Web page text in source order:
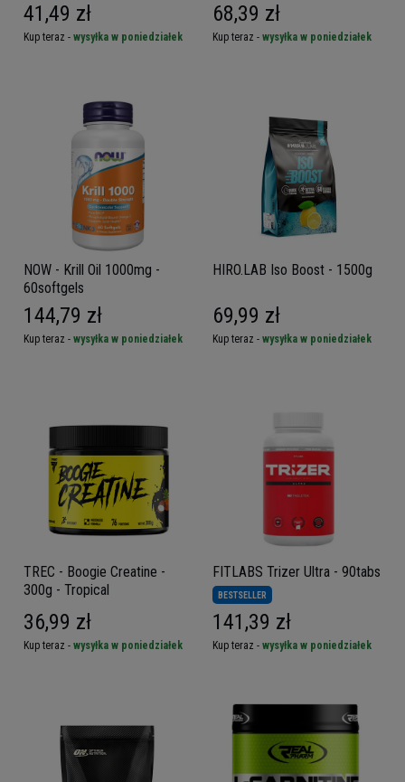
41,49 zł
Kup teraz - wysyłka w poniedziałek
68,39 zł
Kup teraz - wysyłka w poniedziałek
NOW - Krill Oil 1000mg -
60softgels
144,79 zł
Kup teraz - wysyłka w poniedziałek
HIRO.LAB Iso Boost - 1500g
69,99 zł
Kup teraz - wysyłka w poniedziałek
TREC - Boogie Creatine -
300g - Tropical
36,99 zł
Kup teraz - wysyłka w poniedziałek
FITLABS Trizer Ultra - 90tabs
BESTSELLER
141,39 zł
Kup teraz - wysyłka w poniedziałek